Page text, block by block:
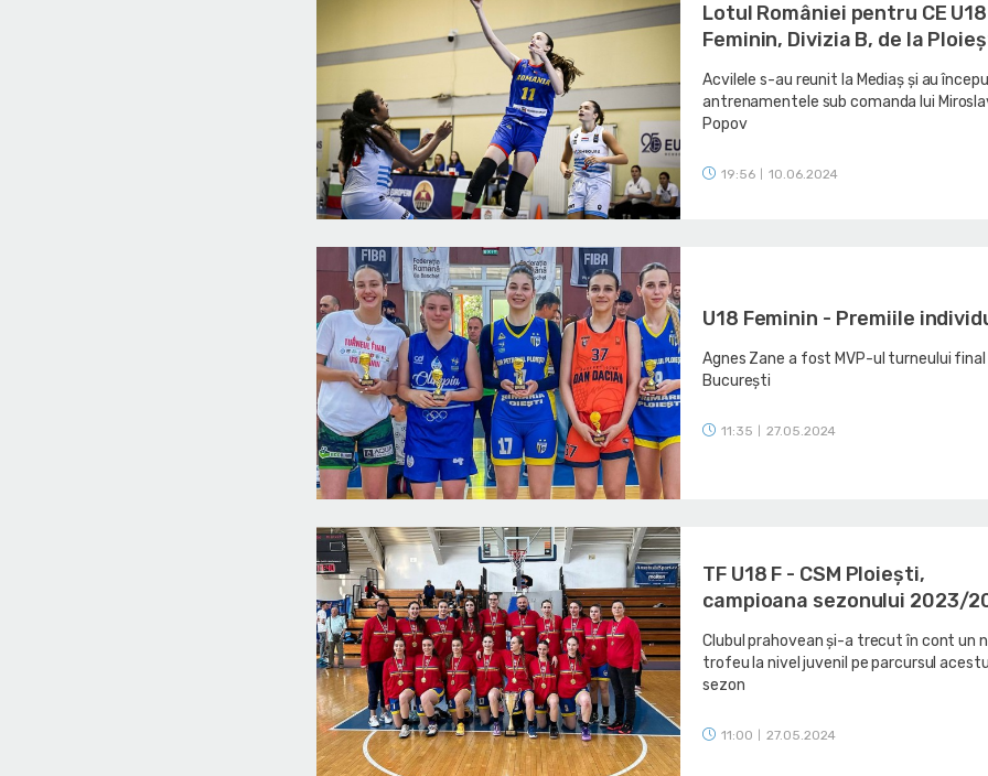
Lotul României pentru CE U18
Feminin, Divizia B, de la
Acvilele s-au reunit la Mediaș și au
antrenamentele sub comanda lui
Popov
19:56 10.06.2024
U18 Feminin - Premiile
Agnes Zane a fost MVP-ul turneului final
București
11:35 27.05.2024
TF U18 F - CSM Ploiești,
campioana sezonului 2023/
Clubul prahovean și-a trecut în cont un
trofeu la nivel juvenil pe parcursul
sezon
11:00 27.05.2024